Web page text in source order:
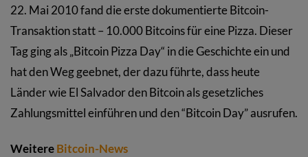
22. Mai 2010 fand die erste dokumentierte Bitcoin-
Transaktion statt – 10.000 Bitcoins für eine Pizza. Dieser
Tag ging als „Bitcoin Pizza Day“ in die Geschichte ein und
hat den Weg geebnet, der dazu führte, dass heute
Länder wie El Salvador den Bitcoin als gesetzliches
Zahlungsmittel einführen und den “Bitcoin Day” ausrufen.
WeitereBitcoin-News